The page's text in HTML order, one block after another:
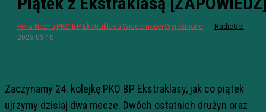
Piłka Nożna PKO BP Ekstraklasa Wiadomości Wyróżnione
RadioGol
2023-03-10
Zaczynamy 24. kolejkę PKO BP Ekstraklasy, jak co piątek
ujrzymy dzisiaj dwa mecze. Dwóch ostatnich drużyn oraz